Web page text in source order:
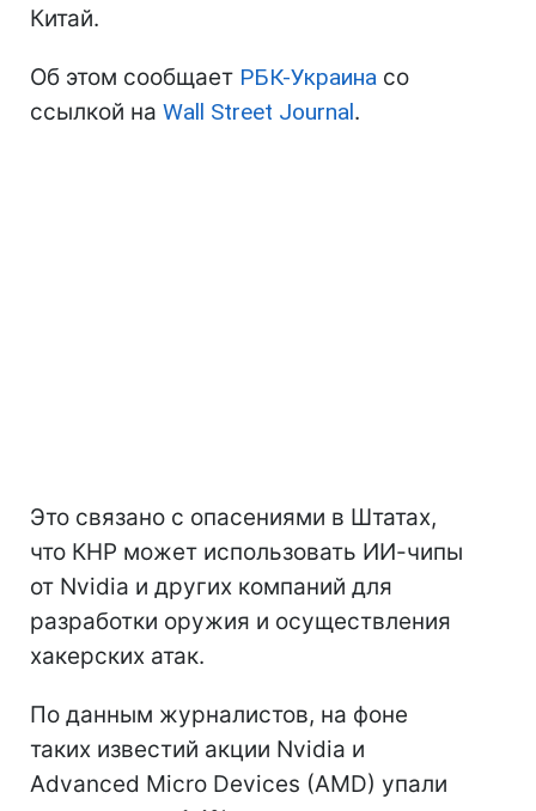
Китай.
Об этом сообщает РБК-Украина со
ссылкой на Wall Street Journal.
Это связано с опасениями в Штатах,
что КНР может использовать ИИ-чипы
от Nvidia и других компаний для
разработки оружия и осуществления
хакерских атак.
По данным журналистов, на фоне
таких известий акции Nvidia и
Advanced Micro Devices (AMD) упали